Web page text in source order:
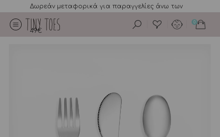
Δωρεάν μεταφορικά για παραγγελίες άνω των
49€
0